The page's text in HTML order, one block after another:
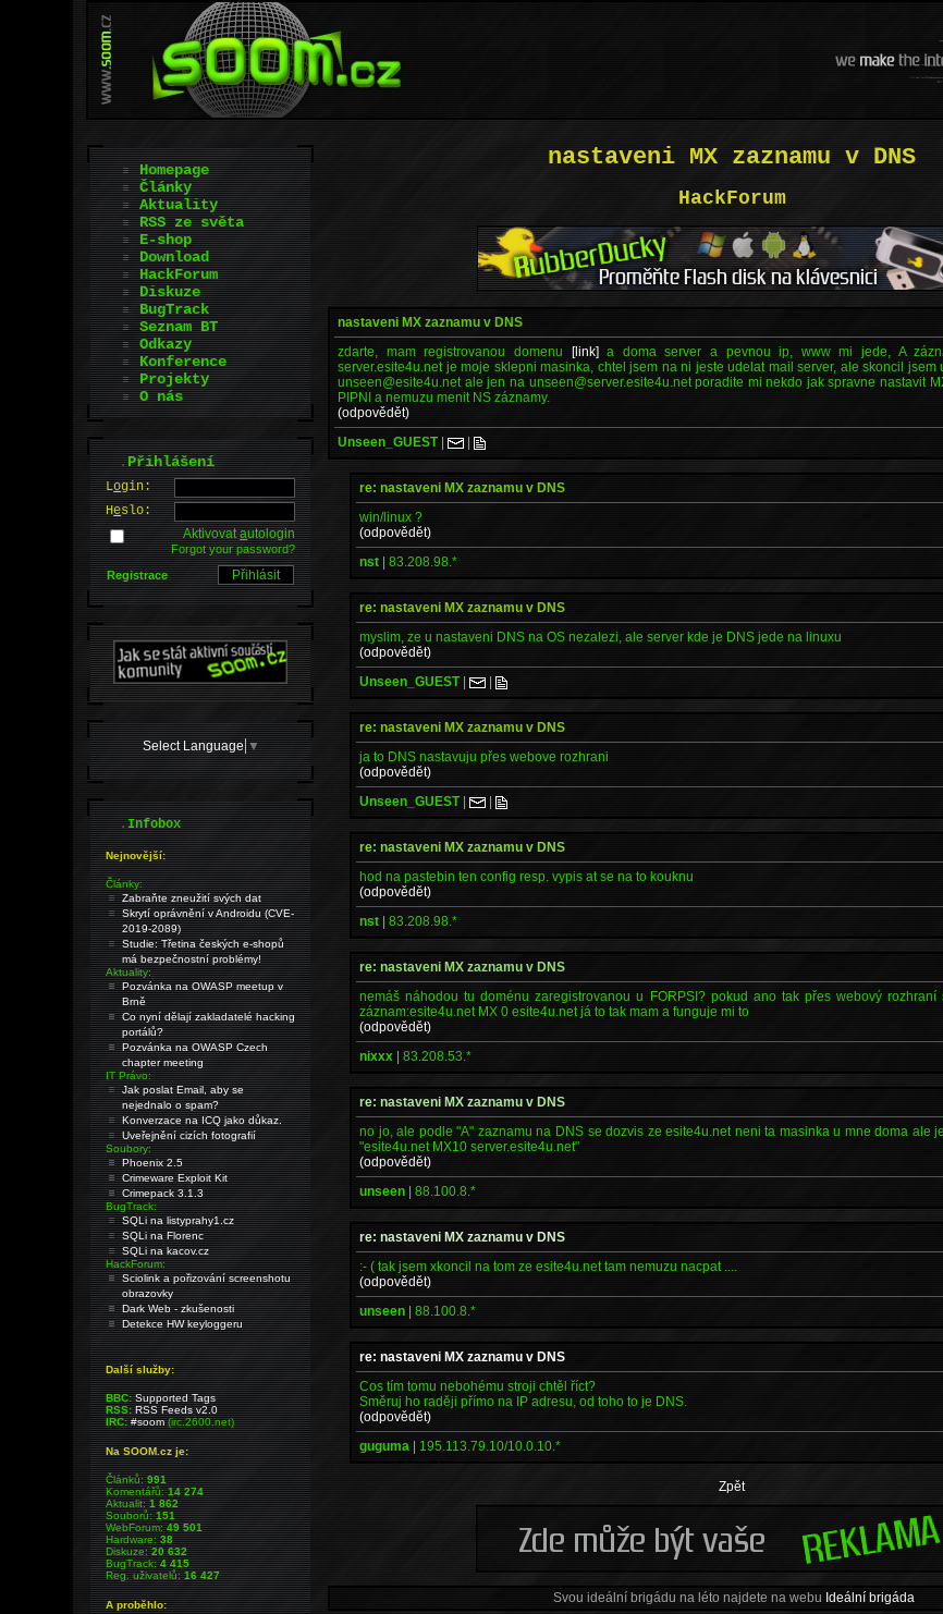
nastaveni MX zaznamu v DNS
HackForum
nastaveni MX zaznamu v DNS
zdarte, mam registrovanou domenu [link]a doma server a pevnou ip, www mi jede, A
server.esite4u.net je moje sklepni masinka, chtel jsem na ni jeste udelat mail server, ale skoncil jsem
unseen@esite4u.net ale jen na unseen@server.esite4u.net poradite mi nekdo jak spravne nastavit
PIPNI a nemuzu menit NS záznamy.
(odpovědět)
Unseen_GUEST| |
re: nastaveni MX zaznamu v DNS
win/linux ?
(odpovědět)
nst |83.208.98.*
re: nastaveni MX zaznamu v DNS
myslim, ze u nastaveni DNS na OS nezalezi, ale server kde je DNS jede na linuxu
(odpovědět)
Unseen_GUEST| |
re: nastaveni MX zaznamu v DNS
ja to DNS nastavuju přes webove rozhrani
(odpovědět)
Unseen_GUEST| |
re: nastaveni MX zaznamu v DNS
hod na pastebin ten config resp. vypis at se na to kouknu
(odpovědět)
nst |83.208.98.*
re: nastaveni MX zaznamu v DNS
nemáš náhodou tu doménu zaregistrovanou u FORPSI? pokud ano tak přes webový
záznam:esite4u.net MX 0 esite4u.net já to tak mam a funguje mi to
(odpovědět)
nixxx |83.208.53.*
re: nastaveni MX zaznamu v DNS
no jo, ale podle "A" zaznamu na DNS se dozvis ze esite4u.net neni ta masinka u mne doma ale
"esite4u.net MX10 server.esite4u.net"
(odpovědět)
unseen |88.100.8.*
re: nastaveni MX zaznamu v DNS
:- ( tak jsem xkoncil na tom ze esite4u.net tam nemuzu nacpat ....
(odpovědět)
unseen |88.100.8.*
re: nastaveni MX zaznamu v DNS
Cos tím tomu nebohému stroji chtěl říct?
Směruj ho raději přímo na IP adresu, od toho to je DNS.
(odpovědět)
guguma | 195.113.79.10/10.0.10.*
Zpět
Svou ideální brigádu na léto najdete na webu Ideální brigáda
Homepage
Články
Aktuality
RSS ze světa
E-shop
Download
HackForum
Diskuze
BugTrack
Seznam BT
Odkazy
Konference
Projekty
O nás
.Přihlášení
Login:
Heslo:
Aktivovatautologin
Forgot your password?
Registrace
Select Language ▼
.Infobox
Nejnovější:
Články:
Zabraňte zneužití svých dat
Skrytí oprávnění v Androidu (CVE-
2019-2089)
Studie: Třetina českých e-shopů
má bezpečnostní problémy!
Aktuality:
Pozvánka na OWASP meetup v
Brně
Co nyní dělají zakladatelé hacking
portálů?
Pozvánka na OWASP Czech
chapter meeting
IT Právo:
Jak poslat Email, aby se
nejednalo o spam?
Konverzace na ICQ jako důkaz.
Uveřejnění cizích fotografií
Soubory:
Phoenix 2.5
Crimeware Exploit Kit
Crimepack 3.1.3
BugTrack:
SQLi na listyprahy1.cz
SQLi na Florenc
SQLi na kacov.cz
HackForum:
Sciolink a pořizování screenshotu
obrazovky
Dark Web - zkušenosti
Detekce HW keyloggeru
Další služby:
BBC: Supported Tags
RSS: RSS Feeds v2.0
IRC: #soom(irc.2600.net)
Na SOOM.cz je:
Článků:991
Komentářů:14 274
Aktualit:1 862
Souborů:151
WebForum:49 501
Hardware:38
Diskuze:20 632
BugTrack:4 415
Reg. uživatelů:16 427
A proběhlo: